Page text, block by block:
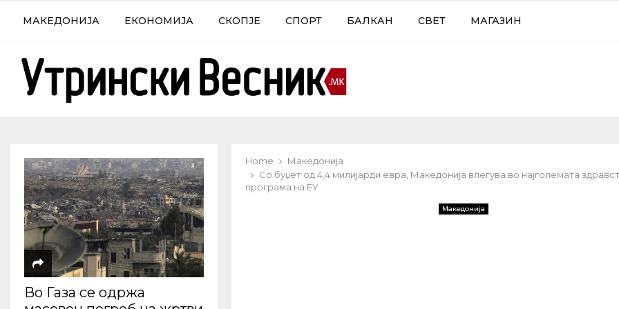
МАКЕДОНИЈА ЕКОНОМИЈА СКОПЈЕ СПОРТ БАЛКАН СВЕТ МАГАЗИН
Home
Македонија
Со буџет од 4,4 милијарди евра, Македонија влегува во најголемата
програма на ЕУ
Македонија
Во Газа се одржа